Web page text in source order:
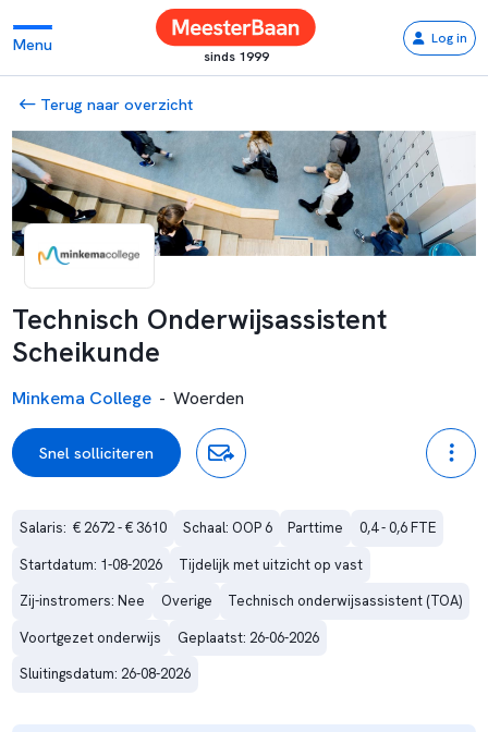
Menu
sinds 1999
Log in
Terug naar overzicht
Technisch Onderwijsassistent
Scheikunde
Minkema College - Woerden
Snel solliciteren
Salaris:  € 2672 - € 3610 Schaal: OOP 6 Parttime
0,4 - 0,6 FTE
Startdatum: 1-08-2026
Tijdelijk met uitzicht op vast
Zij-instromers: Nee
Overige
Technisch onderwijsassistent (TOA)
Voortgezet onderwijs
Geplaatst: 26-06-2026
Sluitingsdatum: 26-08-2026